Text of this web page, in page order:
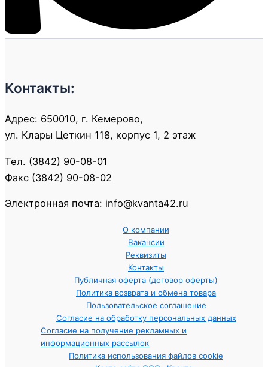
Контакты:
Адрес: 650010, г. Кемерово,
ул. Клары Цеткин 118, корпус 1, 2 этаж
Тел. (3842) 90-08-01
Факс (3842) 90-08-02
Электронная почта: info@kvanta42.ru
О компании
Вакансии
Реквизиты
Контакты
Публичная оферта (договор оферты)
Политика возврата и обмена товара
Пользовательское соглашение
Согласие на обработку персональных данных
Согласие на получение рекламных и
информационных рассылок
Политика использования файлов cookie